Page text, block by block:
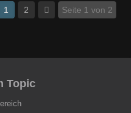
1 2 Seite 1 von 2
Topic